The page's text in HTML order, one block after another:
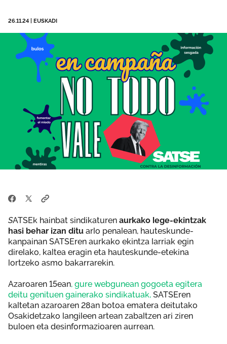
Dokumentuak
Bideoak
Lan Osasuna
Temas
Arlo pribatua
Bat egin
26.11.24 EUSKADI
SATSEk hainbat sindikaturen aurkako lege-ekintzak
hasi behar izan ditu arlo penalean, hauteskunde-
kanpainan SATSEren aurkako ekintza larriak egin
direlako, kaltea eragin eta hauteskunde-etekina
lortzeko asmo bakarrarekin.
Azaroaren 15ean, gure webgunean gogoeta egitera
deitu genituen gainerako sindikatuak, SATSEren
kaltetan azaroaren 28an botoa ematera deitutako
Osakidetzako langileen artean zabaltzen ari ziren
buloen eta desinformazioaren aurrean.